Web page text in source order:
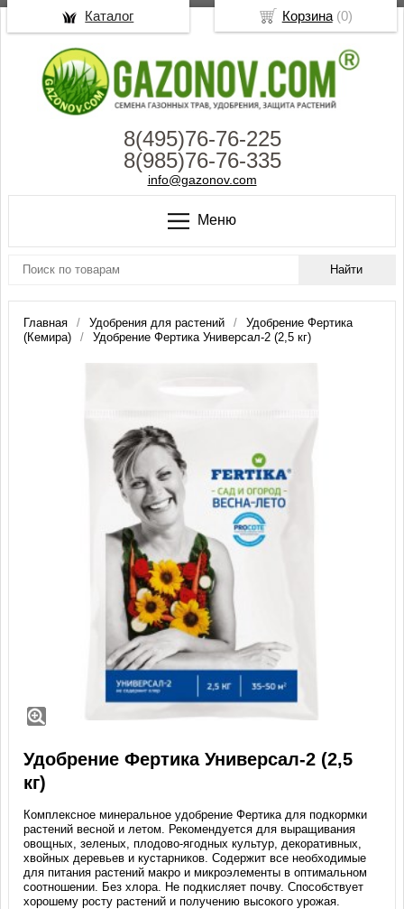
8(495)76-76-225
8(985)76-76-335
info@gazonov.com
Меню
Главная Удобрения для растений
Удобрение Фертика
(Кемира)
Удобрение Фертика Универсал-2 (2,5 кг)
Удобрение Фертика Универсал-2 (2,5
кг)
Комплексное минеральное удобрение Фертика для подкормки
растений весной и летом. Рекомендуется для выращивания
овощных, зеленых, плодово-ягодных культур, декоративных,
хвойных деревьев и кустарников. Содержит все необходимые
для питания растений макро и микроэлементы в оптимальном
соотношении. Без хлора. Не подкисляет почву. Способствует
хорошему росту растений и получению высокого урожая.
Корзина(0)
Каталог